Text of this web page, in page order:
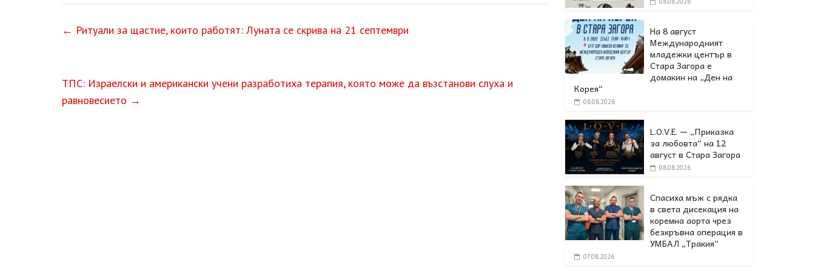
← Ритуали за щастие, които работят: Луната се скрива на 21 септември
ТПС: Израелски и американски учени разработиха терапия, която може да възстанови слуха и
равновесието →
На 8 август
Международният
младежки център в
Стара Загора е
домакин на „Ден на
Корея“
08.08.2026
L.O.V.E. — „Приказка
за любовта“ на 12
август в Стара Загора
08.08.2026
Спасиха мъж с рядка
в света дисекация на
коремна аорта чрез
безкръвна операция в
УМБАЛ „Тракия“
07.08.2026